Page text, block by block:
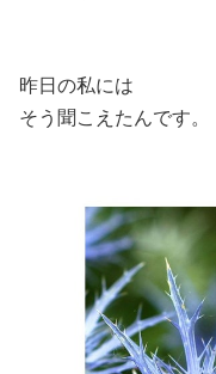
昨日の私には
そう聞こえたんです。